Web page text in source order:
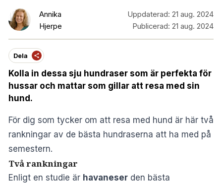
Annika
Hjerpe
Uppdaterad: 21 aug. 2024
Publicerad: 21 aug. 2024
Dela
Kolla in dessa sju hundraser som är perfekta för
hussar och mattar som gillar att resa med sin
hund.
För dig som tycker om att resa med hund är här två
rankningar av de bästa hundraserna att ha med på
semestern.
Två rankningar
Enligt en studie är havaneser den bästa